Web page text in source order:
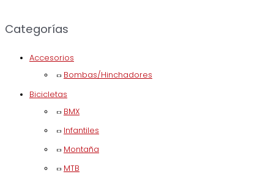
Categorías
Accesorios
Bombas/Hinchadores
Bicicletas
BMX
Infantiles
Montaña
MTB